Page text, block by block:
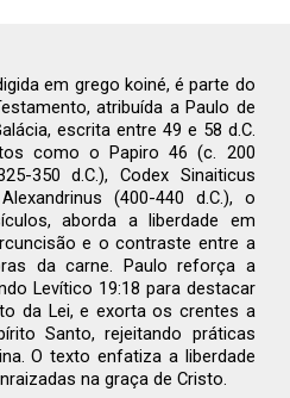
em grego koiné, é parte do
atribuída a Paulo de
escrita entre 49 e 58 d.C.
como o Papiro 46 (c. 200
350 d.C.), Codex Sinaiticus
(400-440 d.C.), o
aborda a liberdade em
e o contraste entre a
da carne. Paulo reforça a
Levítico 19:18 para destacar
da Lei, e exorta os crentes a
Santo, rejeitando práticas
O texto enfatiza a liberdade
na graça de Cristo.